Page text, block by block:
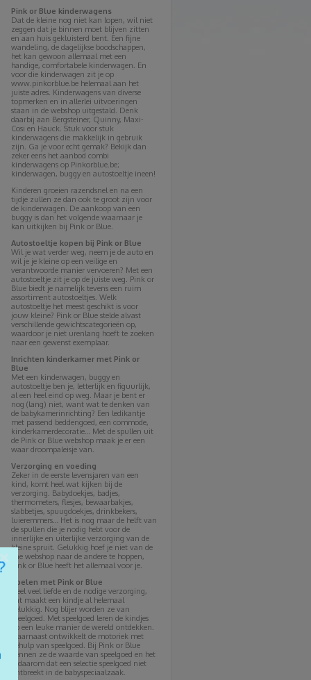
Pink or Blue kinderwagens
Dat de kleine nog niet kan lopen, wil niet
zeggen dat je binnen moet blijven zitten
en aan huis gekluisterd bent. Een fijne
wandeling, de dagelijkse boodschappen,
het kan gewoon allemaal met een
handige, comfortabele kinderwagen. En
voor die kinderwagen zit je op
www.pinkorblue.be helemaal aan het
juiste adres. Kinderwagens van diverse
topmerken en in allerlei uitvoeringen
staan in de webshop uitgestald. Denk
daarbij aan Bergsteiner, Quinny, Maxi-
Cosi en Hauck. Stuk voor stuk
kinderwagens die makkelijk in gebruik
zijn. Ga je voor echt gemak? Bekijk dan
zeker eens het aanbod combi
kinderwagens op Pinkorblue.be;
kinderwagen, buggy en autostoeltje ineen!
Kinderen groeien razendsnel en na een
tijdje zullen ze dan ook te groot zijn voor
de kinderwagen. De aankoop van een
buggy is dan het volgende waarnaar je
kan uitkijken bij Pink or Blue.
Autostoeltje kopen bij Pink or Blue
Wil je wat verder weg, neem je de auto en
wil je je kleine op een veilige en
verantwoorde manier vervoeren? Met een
autostoeltje zit je op de juiste weg. Pink or
Blue biedt je namelijk tevens een ruim
assortiment autostoeltjes. Welk
autostoeltje het meest geschikt is voor
jouw kleine? Pink or Blue stelde alvast
verschillende gewichtscategorieën op,
waardoor je niet urenlang hoeft te zoeken
naar een gewenst exemplaar.
Inrichten kinderkamer met Pink or
Blue
Met een kinderwagen, buggy en
autostoeltje ben je, letterlijk en figuurlijk,
al een heel eind op weg. Maar je bent er
nog (lang) niet, want wat te denken van
de babykamerinrichting? Een ledikantje
met passend beddengoed, een commode,
kinderkamerdecoratie… Met de spullen uit
de Pink or Blue webshop maak je er een
waar droompaleisje van.
Verzorging en voeding
Zeker in de eerste levensjaren van een
kind, komt heel wat kijken bij de
verzorging. Babydoekjes, badjes,
thermometers, flesjes, bewaarbakjes,
slabbetjes, spuugdoekjes, drinkbekers,
luieremmers… Het is nog maar de helft van
de spullen die je nodig hebt voor de
innerlijke en uiterlijke verzorging van de
kleine spruit. Gelukkig hoef je niet van de
ene webshop naar de andere te hoppen,
Pink or Blue heeft het allemaal voor je.
Spelen met Pink or Blue
Heel veel liefde en de nodige verzorging,
dat maakt een kindje al helemaal
gelukkig. Nog blijer worden ze van
speelgoed. Met speelgoed leren de kindjes
op een leuke manier de wereld ontdekken.
Daarnaast ontwikkelt de motoriek met
behulp van speelgoed. Bij Pink or Blue
kennen ze de waarde van speelgoed en het
is daarom dat een selectie speelgoed niet
ontbreekt in de babyspeciaalzaak.